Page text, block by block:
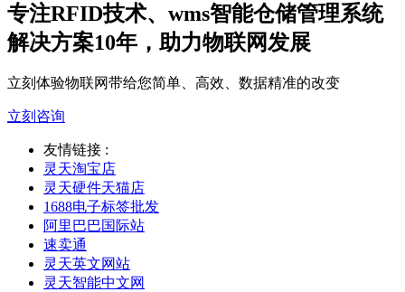
专注RFID技术、wms智能仓储管理系统
解决方案10年，助力物联网发展
立刻体验物联网带给您简单、高效、数据精准的改变
立刻咨询
友情链接 :
灵天淘宝店
灵天硬件天猫店
1688电子标签批发
阿里巴巴国际站
速卖通
灵天英文网站
灵天智能中文网